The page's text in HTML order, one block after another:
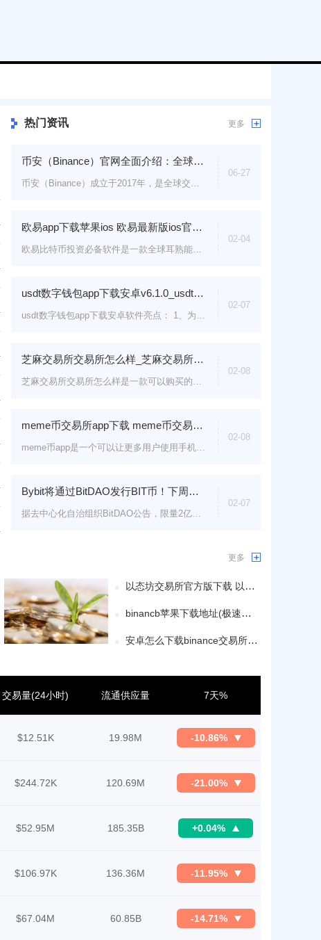
热门资讯 更多
币安（Binance）官网全面介绍：全球领先的数字资产交易平台
币安（Binance）成立于2017年，是全球交易量最大的数字资产交易平台之一，服务覆盖180多个国家和地区，拥有超2亿注册...
06-27
欧易app下载苹果ios 欧易最新版ios官方APP下载
欧易比特币投资必备软件是一款全球耳熟能详得知名虚拟币交易平台，有着主流的币种交易信心，如比特币，狗狗币等超...
02-04
usdt数字钱包app下载安卓v6.1.0_usdt最新版本最新版下载
usdt数字钱包app下载安卓软件亮点： 1、为大家带来了很全面的货币资源，不同玩法都覆盖了，自由选择 2、支持自定...
02-07
芝麻交易所交易所怎么样_芝麻交易所如何下载V6.1.49
芝麻交易所交易所怎么样是一款可以购买的虚拟货币交易软件，在技术、安全风控、运营和服务体系都有优势。 一...
02-08
meme币交易所app下载 meme币交易所app官网下载最新版本
meme币app是一个可以让更多用户使用手机进行挖掘的软件价格波动每天这里都会把每一种数字货币的价格走势给...
02-08
Bybit将通过BitDAO发行BIT币！下周在MISO平台启动荷兰式拍卖
据去中心化自治组织BitDAO公告，限量2亿枚的BIT代币即将在16日通过MISO平台进行荷兰式拍卖，投资人可使用以太币...
02-07
更多
以态坊交易所官方版下载 以态坊交易中心官方手机端
binancb苹果下载地址(极速版V6.4.85)_binancb 交易平台官网电脑端下载
安卓怎么下载binance交易所(v6.1.54)_binance市价全平
交易量(24小时) 流通供应量 7天%
$12.51K 19.98M -10.86%
$244.72K 120.69M -21.00%
$52.95M 185.35B +0.04%
$106.97K 136.36M -11.95%
$67.04M 60.85B -14.71%